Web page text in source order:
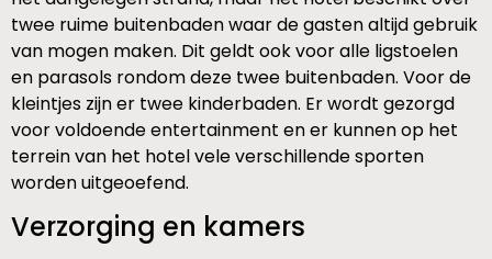
twee ruime buitenbaden waar de gasten altijd gebruik
van mogen maken. Dit geldt ook voor alle ligstoelen
en parasols rondom deze twee buitenbaden. Voor de
kleintjes zijn er twee kinderbaden. Er wordt gezorgd
voor voldoende entertainment en er kunnen op het
terrein van het hotel vele verschillende sporten
worden uitgeoefend.
Verzorging en kamers